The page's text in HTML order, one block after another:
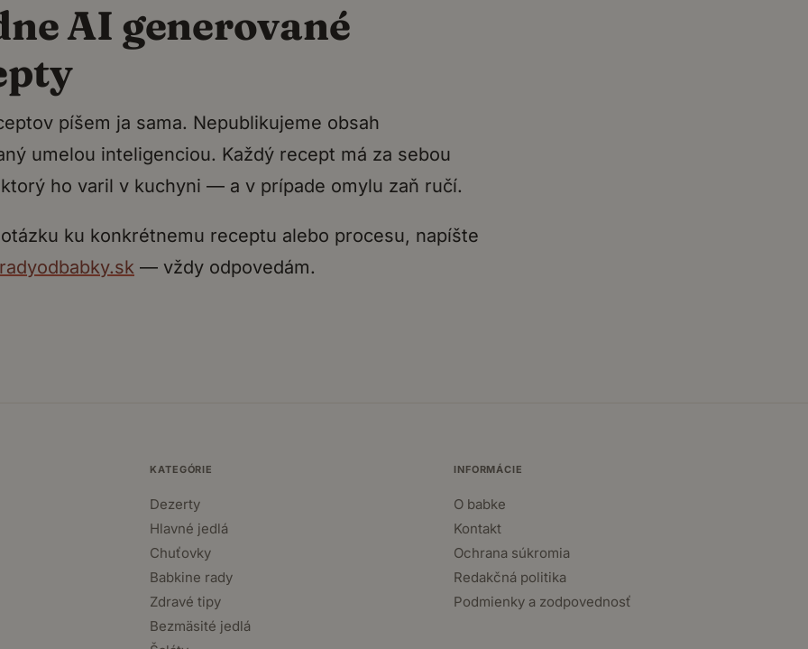
AI generované
píšem ja sama. Nepublikujeme obsah
umelou inteligenciou. Každý recept má za sebou
ho varil v kuchyni — a v prípade omylu zaň ručí.
ku konkrétnemu receptu alebo procesu, napíšte
— vždy odpovedám.
KATEGÓRIE
Dezerty
Hlavné jedlá
Chuťovky
Babkine rady
Zdravé tipy
Bezmäsité jedlá
INFORMÁCIE
O babke
Kontakt
Ochrana súkromia
Redakčná politika
Podmienky a zodpovednosť